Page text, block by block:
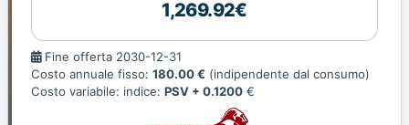
1,269.92€
Fine
offerta
Fine offerta 2030-12-31
Costo annuale fisso: 180.00 € (indipendente dal consumo)
Costo variabile: indice: PSV + 0.1200 €